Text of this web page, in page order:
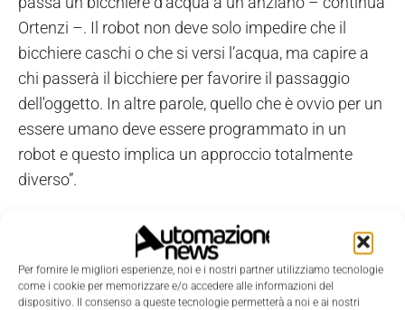
Per fornire le migliori esperienze, noi e i nostri partner utilizziamo tecnologie
come i cookie per memorizzare e/o accedere alle informazioni del
dispositivo. Il consenso a queste tecnologie permetterà a noi e ai nostri
Ortenzi –. Il robot non deve solo impedire che il
bicchiere caschi o che si versi l’acqua, ma capire a
chi passerà il bicchiere per favorire il passaggio
dell'oggetto. In altre parole, quello che è ovvio per un
essere umano deve essere programmato in un
robot e questo implica un approccio totalmente
diverso”.
“Siamo convinti che unanuova metrica
- afferma
Marco Controzzi, ricercatore dell’Istituto di
BioRobotica della Scuola Superiore Sant'Annae
secondo autore del paper - basata sull'osservazione